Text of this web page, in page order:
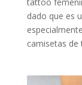
dado que es
camisetas de